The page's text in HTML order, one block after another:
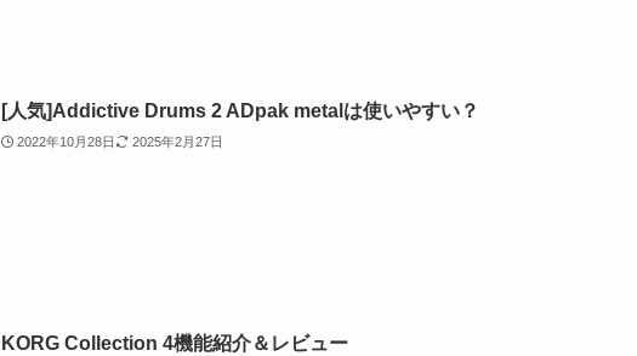
[人気]Addictive Drums 2 ADpak metalは使いやすい？
2022年10月28日 2025年2月27日
KORG Collection 4機能紹介＆レビュー